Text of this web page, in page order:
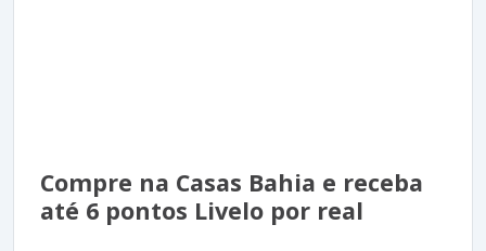
Compre na Casas Bahia e receba
até 6 pontos Livelo por real